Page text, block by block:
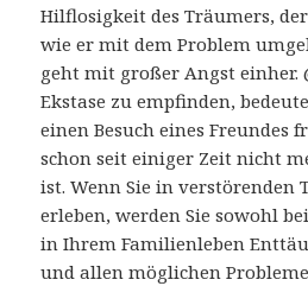
Hilflosigkeit des Träumers,
wie er mit dem Problem
geht mit großer Angst einher.
Ekstase zu empfinden,
einen Besuch eines Freundes
schon seit einiger Zeit nicht
ist. Wenn Sie in verstörenden
erleben, werden Sie sowohl
in Ihrem Familienleben
und allen möglichen